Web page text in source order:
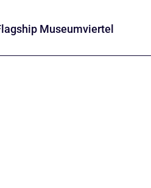
Museumviertel